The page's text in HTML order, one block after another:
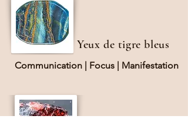
Yeux de tigre bleus
Communication | Focus | Manifestation